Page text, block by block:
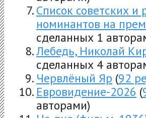
Список советских и
номинантов на
сделанных 1
Лебедь, Николай
сделанных 4
Червлёный Яр (92
Евровидение-2026 (
авторами)